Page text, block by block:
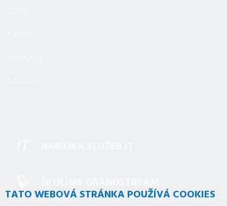
TATO WEBOVÁ STRÁNKA POUŽÍVÁ COOKIES